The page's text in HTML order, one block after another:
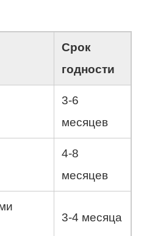
Срок
годности
3-6
месяцев
4-8
месяцев
3-4 месяца